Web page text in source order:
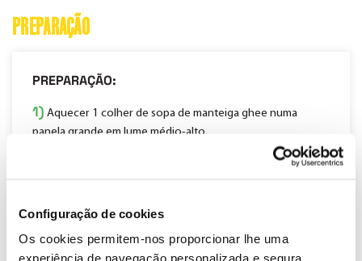
Configuração de cookies
Os cookies permitem-nos proporcionar lhe uma
experiência de navegação personalizada e segura.
PREPARAÇÃO
PREPARAÇÃO:
1) Aquecer 1 colher de sopa de manteiga ghee numa
panela grande em lume médio-alto.
dourados em todos os lados, cerca de 5 a 7 minutos. Retirar